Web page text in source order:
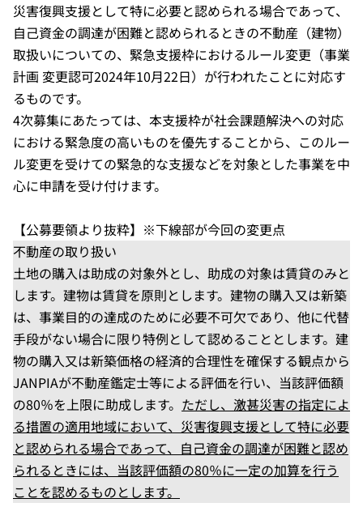
災害復興支援として特に必要と認められる場合であって、
自己資金の調達が困難と認められるときの不動産（建物）
取扱いについての、緊急支援枠におけるルール変更（事業
計画 変更認可2024年10月22日）が行われたことに対応す
るものです。
4次募集にあたっては、本支援枠が社会課題解決への対応
における緊急度の高いものを優先することから、このルー
ル変更を受けての緊急的な支援などを対象とした事業を中
心に申請を受け付けます。
【公募要領より抜粋】※下線部が今回の変更点
不動産の取り扱い
土地の購入は助成の対象外とし、助成の対象は賃貸のみと
します。建物は賃貸を原則とします。建物の購入又は新築
は、事業目的の達成のために必要不可欠であり、他に代替
手段がない場合に限り特例として認めることとします。建
物の購入又は新築価格の経済的合理性を確保する観点から
JANPIAが不動産鑑定士等による評価を行い、当該評価額
の80％を上限に助成します。 ただし、激甚災害の指定によ
る措置の適用地域において、災害復興支援として特に必要
と認められる場合であって、自己資金の調達が困難と認め
られるときには、当該評価額の80％に一定の加算を行う
ことを認めるものとします。